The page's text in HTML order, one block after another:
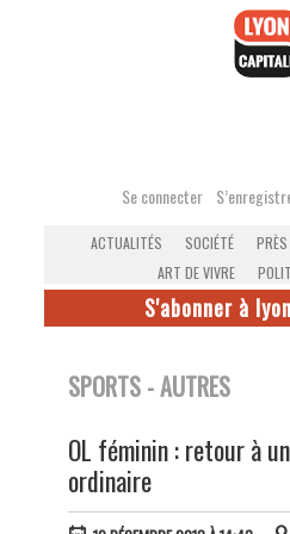
Se connecter
ACTUALITÉS SOCIÉTÉ
ART DE VIVRE
S'abonner à
SPORTS - AUTRES
OL féminin : retour à
ordinaire